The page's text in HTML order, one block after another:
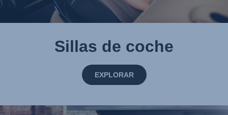
Sillas de coche
EXPLORAR